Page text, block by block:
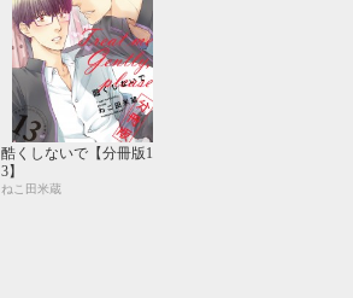
酷くしないで【分冊版1
3】
ねこ田米蔵